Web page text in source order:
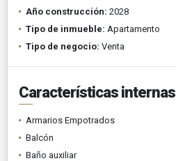
Año construcción: 2028
Tipo de inmueble: Apartamento
Tipo de negocio: Venta
Características internas
Armarios Empotrados
Balcón
Baño auxiliar